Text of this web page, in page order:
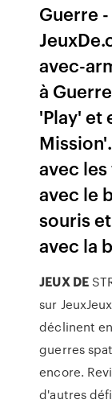
Guerre
avec-
à
'Play' et
avec
avec le
souris
avec la
JEUX DE
sur
déclinent
guerres
encore.
d'autres